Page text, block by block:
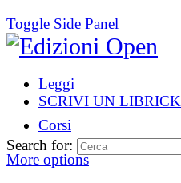
Toggle Side Panel
Leggi
SCRIVI UN LIBRICK
Corsi
More options
Search for: